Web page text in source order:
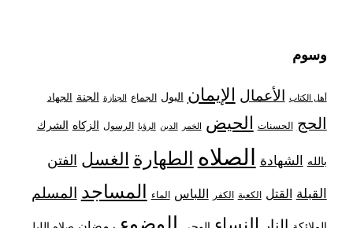
وسوم
أهل الكتاب الأعمال الإيمان البول الجماع الجنازة الجنة الجهاد
الحج الحسنات الحيض الخمر الدين الرؤيا الرسول الزكاه الشرك
بالله الشهادة الصلاه الطهارة الغسل الفتن
القبلة القتل الكعبة الكفر اللباس الماء المساجد المسلم
الوضوء